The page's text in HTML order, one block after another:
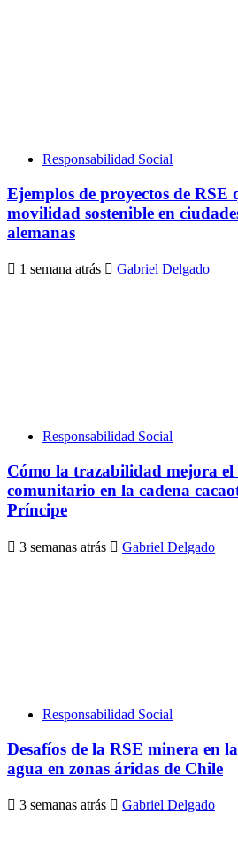
Responsabilidad Social
Ejemplos de proyectos de RSE
movilidad sostenible en
alemanas
1 semana atrás Gabriel Delgado
Responsabilidad Social
Cómo la trazabilidad mejora el
comunitario en la cadena
Príncipe
3 semanas atrás Gabriel Delgado
Responsabilidad Social
Desafíos de la RSE minera en
agua en zonas áridas de Chile
3 semanas atrás Gabriel Delgado